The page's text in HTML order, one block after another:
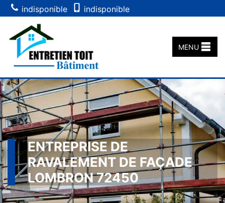
indisponible indisponible
MENU
ENTREPRISE DE
RAVALEMENT DE FAÇADE
LOMBRON 72450